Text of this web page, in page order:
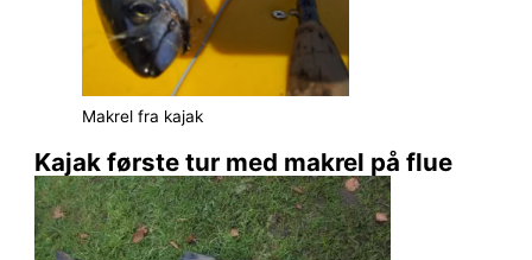
Makrel fra kajak
Kajak første tur med makrel på flue